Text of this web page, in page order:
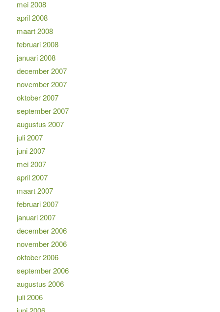
mei 2008
april 2008
maart 2008
februari 2008
januari 2008
december 2007
november 2007
oktober 2007
september 2007
augustus 2007
juli 2007
juni 2007
mei 2007
april 2007
maart 2007
februari 2007
januari 2007
december 2006
november 2006
oktober 2006
september 2006
augustus 2006
juli 2006